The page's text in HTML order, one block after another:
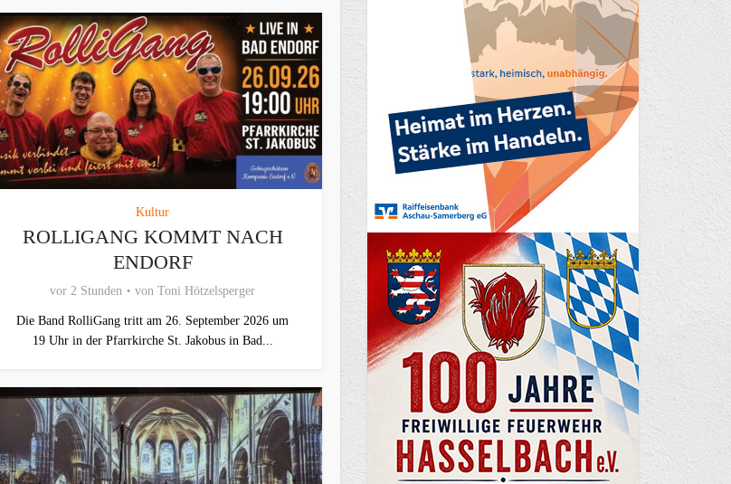
Kultur
ROLLIGANG KOMMT NACH
ENDORF
vor 2 Stunden von Toni Hötzelsperger
Die Band RolliGang tritt am 26. September 2026 um
19 Uhr in der Pfarrkirche St. Jakobus in Bad...